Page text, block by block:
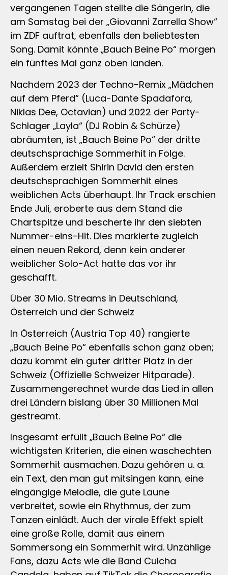
vergangenen Tagen stellte die Sängerin, die
am Samstag bei der „Giovanni Zarrella Show“
im ZDF auftrat, ebenfalls den beliebtesten
Song. Damit könnte „Bauch Beine Po“ morgen
ein fünftes Mal ganz oben landen.
Nachdem 2023 der Techno-Remix „Mädchen
auf dem Pferd“ (Luca-Dante Spadafora,
Niklas Dee, Octavian) und 2022 der Party-
Schlager „Layla“ (DJ Robin & Schürze)
abräumten, ist „Bauch Beine Po“ der dritte
deutschsprachige Sommerhit in Folge.
Außerdem erzielt Shirin David den ersten
deutschsprachigen Sommerhit eines
weiblichen Acts überhaupt. Ihr Track erschien
Ende Juli, eroberte aus dem Stand die
Chartspitze und bescherte ihr den siebten
Nummer-eins-Hit. Dies markierte zugleich
einen neuen Rekord, denn kein anderer
weiblicher Solo-Act hatte das vor ihr
geschafft.
Über 30 Mio. Streams in Deutschland,
Österreich und der Schweiz
In Österreich (Austria Top 40) rangierte
„Bauch Beine Po“ ebenfalls schon ganz oben;
dazu kommt ein guter dritter Platz in der
Schweiz (Offizielle Schweizer Hitparade).
Zusammengerechnet wurde das Lied in allen
drei Ländern bislang über 30 Millionen Mal
gestreamt.
Insgesamt erfüllt „Bauch Beine Po“ die
wichtigsten Kriterien, die einen waschechten
Sommerhit ausmachen. Dazu gehören u. a.
ein Text, den man gut mitsingen kann, eine
eingängige Melodie, die gute Laune
verbreitet, sowie ein Rhythmus, der zum
Tanzen einlädt. Auch der virale Effekt spielt
eine große Rolle, damit aus einem
Sommersong ein Sommerhit wird. Unzählige
Fans, dazu Acts wie die Band Culcha